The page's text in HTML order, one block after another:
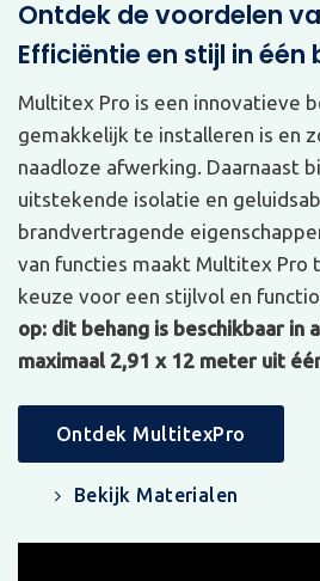
Ontdek de voordelen
Efficiëntie en stijl in één
Multitex Pro is een innovatieve
gemakkelijk te installeren is en
naadloze afwerking. Daarnaast
uitstekende isolatie en
brandvertragende
van functies maakt Multitex Pro
keuze voor een stijlvol en
op: dit behang is beschikbaar in
maximaal 2,91 x 12 meter uit
Ontdek MultitexPro
Bekijk Materialen